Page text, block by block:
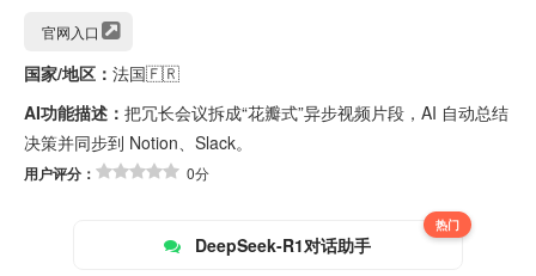
官网入口
国家/地区： 法国🇫🇷
AI功能描述： 把冗长会议拆成“花瓣式”异步视频片段，AI 自动总结
决策并同步到 Notion、Slack。
用户评分： 0分
DeepSeek-R1对话助手
热门